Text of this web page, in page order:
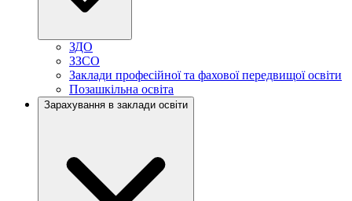
ЗДО
ЗЗСО
Заклади професійної та фахової передвищої освіти
Позашкільна освіта
Зарахування в заклади освіти